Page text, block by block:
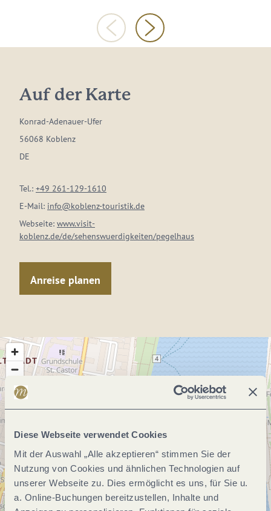
Diese Webseite verwendet Cookies
Mit der Auswahl „Alle akzeptieren“ stimmen Sie der
Nutzung von Cookies und ähnlichen Technologien auf
unserer Webseite zu. Dies ermöglicht es uns, für Sie u.
a. Online-Buchungen bereitzustellen, Inhalte und
Auf der Karte
Konrad-Adenauer-Ufer
56068 Koblenz
DE
Tel.: +49 261-129-1610
E-Mail: info@koblenz-touristik.de
Webseite: www.visit-
koblenz.de/de/sehenswuerdigkeiten/pegelhaus
Anreise planen